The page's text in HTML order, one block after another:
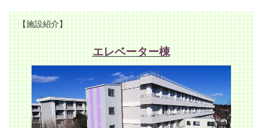
【施設紹介】
エレベーター棟